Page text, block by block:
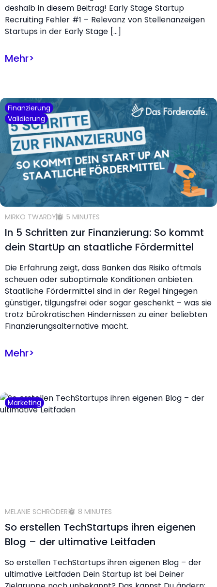
deshalb in diesem Beitrag! Early Stage Startup
Recruiting Fehler #1 – Relevanz von Stellenanzeigen
Startups in der Early Stage […]
Mehr>
Finanzierung
Validierung
MIRKO TWARDY 5 MINUTES
In 5 Schritten zur Finanzierung: So kommt
dein StartUp an staatliche Fördermittel
Die Erfahrung zeigt, dass Banken das Risiko oftmals
scheuen oder suboptimale Konditionen anbieten.
Staatliche Fördermittel sind in der Regel hingegen
günstiger, tilgungsfrei oder sogar geschenkt – was sie
trotz bürokratischen Hindernissen zu einer beliebten
Finanzierungsalternative macht.
Mehr>
Marketing
MELANIE SCHRÖDER 8 MINUTES
So erstellen TechStartups ihren eigenen
Blog – der ultimative Leitfaden
So erstellen TechStartups ihren eigenen Blog – der
ultimative Leitfaden Dein Startup ist bei Deiner